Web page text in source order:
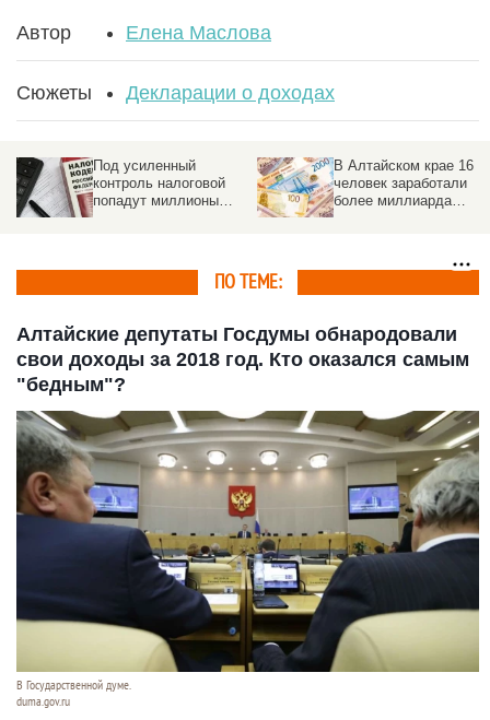
Автор Елена Маслова
Сюжеты Декларации о доходах
Под усиленный
контроль налоговой
попадут миллионы
В Алтайском крае 16
человек заработали
более миллиарда
ПО ТЕМЕ:
Алтайские депутаты Госдумы обнародовали
свои доходы за 2018 год. Кто оказался самым
"бедным"?
В Государственной думе.
duma.gov.ru